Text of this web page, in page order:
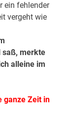
ein fehlender
vergeht wie
saß, merkte
alleine im
ganze Zeit in